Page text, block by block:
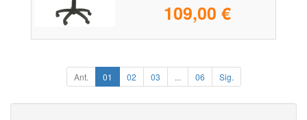
109,00 €
Ant. 01 02 03 ... 06 Sig.